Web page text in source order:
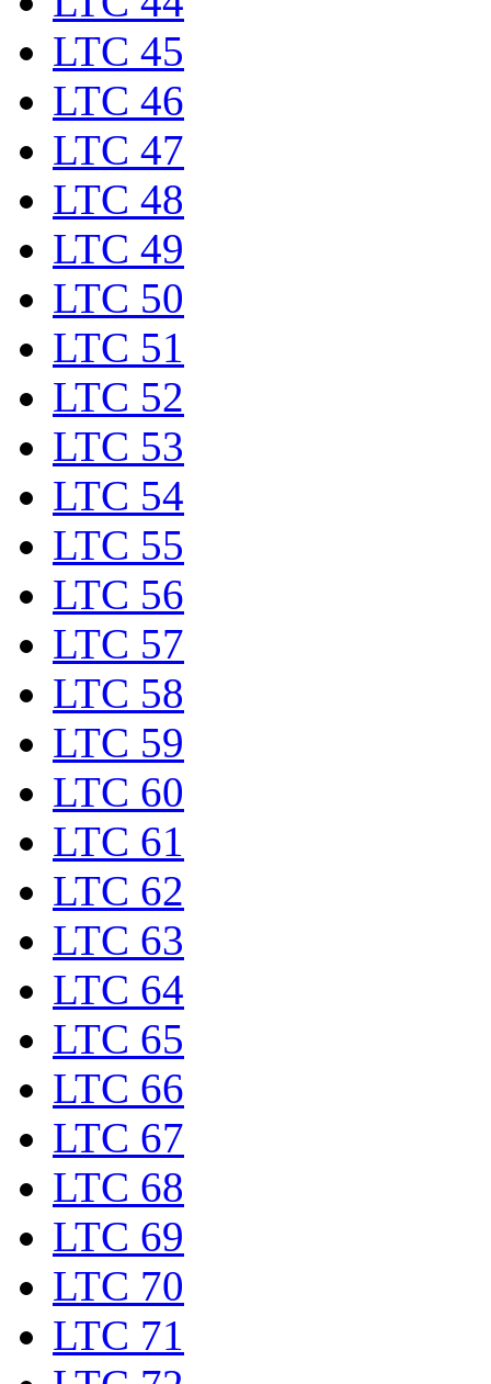
LTC 45
LTC 46
LTC 47
LTC 48
LTC 49
LTC 50
LTC 51
LTC 52
LTC 53
LTC 54
LTC 55
LTC 56
LTC 57
LTC 58
LTC 59
LTC 60
LTC 61
LTC 62
LTC 63
LTC 64
LTC 65
LTC 66
LTC 67
LTC 68
LTC 69
LTC 70
LTC 71